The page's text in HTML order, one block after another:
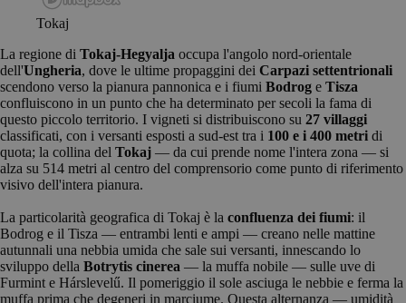
Tokaj
La regione di Tokaj-Hegyalja occupa l'angolo nord-orientale
dell'Ungheria, dove le ultime propaggini dei Carpazi settentrionali
scendono verso la pianura pannonica e i fiumi Bodrog e Tisza
confluiscono in un punto che ha determinato per secoli la fama di
questo piccolo territorio. I vigneti si distribuiscono su 27 villaggi
classificati, con i versanti esposti a sud-est tra i 100 e i 400 metri di
quota; la collina del Tokaj — da cui prende nome l'intera zona — si
alza su 514 metri al centro del comprensorio come punto di riferimento
visivo dell'intera pianura.
La particolarità geografica di Tokaj è la confluenza dei fiumi: il
Bodrog e il Tisza — entrambi lenti e ampi — creano nelle mattine
autunnali una nebbia umida che sale sui versanti, innescando lo
sviluppo della Botrytis cinerea — la muffa nobile — sulle uve di
Furmint e Hárslevelű. Il pomeriggio il sole asciuga le nebbie e ferma la
muffa prima che degeneri in marciume. Questa alternanza — umidità